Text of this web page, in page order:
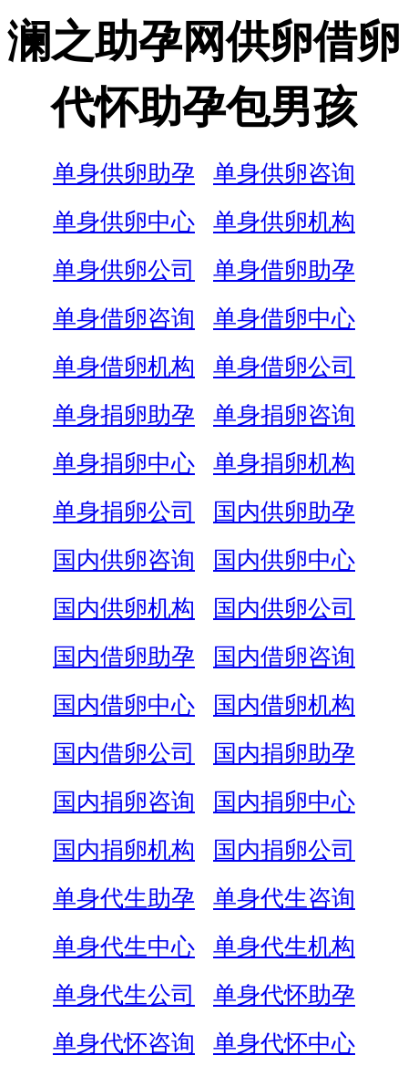
澜之助孕网供卵借卵
代怀助孕包男孩
单身供卵助孕
单身供卵咨询
单身供卵中心
单身供卵机构
单身供卵公司
单身借卵助孕
单身借卵咨询
单身借卵中心
单身借卵机构
单身借卵公司
单身捐卵助孕
单身捐卵咨询
单身捐卵中心
单身捐卵机构
单身捐卵公司
国内供卵助孕
国内供卵咨询
国内供卵中心
国内供卵机构
国内供卵公司
国内借卵助孕
国内借卵咨询
国内借卵中心
国内借卵机构
国内借卵公司
国内捐卵助孕
国内捐卵咨询
国内捐卵中心
国内捐卵机构
国内捐卵公司
单身代生助孕
单身代生咨询
单身代生中心
单身代生机构
单身代生公司
单身代怀助孕
单身代怀咨询
单身代怀中心